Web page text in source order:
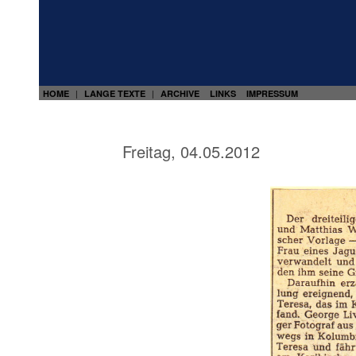
HOME | LANGE TEXTE | ARCHIVE LINKS IMPRESSUM
Freitag, 04.05.2012